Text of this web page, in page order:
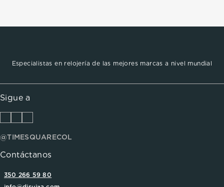
Especialistas en relojería de las mejores marcas a nivel mundial
Sigue a
@TIMESQUARECOL
Contáctanos
350 266 59 80